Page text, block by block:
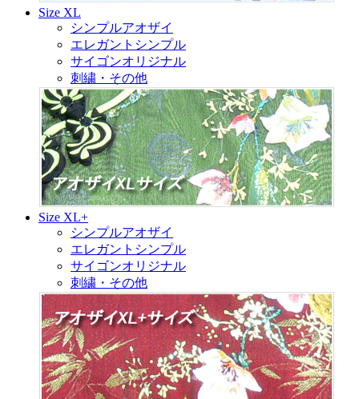
Size XL
シンプルアオザイ
エレガントシンプル
サイゴンオリジナル
刺繍・その他
Size XL+
シンプルアオザイ
エレガントシンプル
サイゴンオリジナル
刺繍・その他